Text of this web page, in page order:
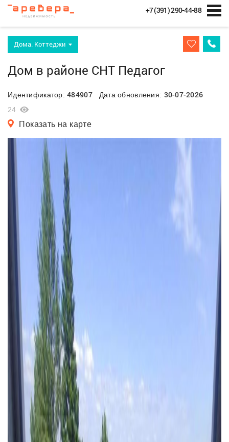
+7 (391) 290-44-88
Дома. Коттеджи
Дом в районе СНТ Педагог
Идентификатор:484907Дата обновления: 30-07-2026
24
Показать на карте